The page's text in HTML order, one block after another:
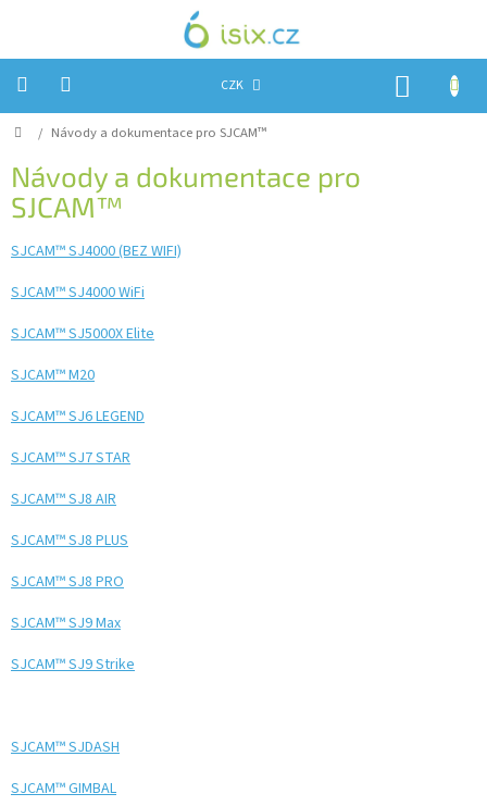
CZK
Úvod
Reklamace?
Obchodní
FIRMWARE
testy
Kontakty
Napište
nám
Autoledničky
Autokamery
Teleskopické
kamer
Domů
/ Návody a dokumentace pro SJCAM™
Návody a dokumentace pro
SJCAM™
SJCAM™ SJ4000 (BEZ WIFI)
SJCAM™ SJ4000 WiFi
SJCAM™ SJ5000X Elite
SJCAM™ M20
SJCAM™ SJ6 LEGEND
SJCAM™ SJ7 STAR
SJCAM™ SJ8 AIR
SJCAM™ SJ8 PLUS
SJCAM™ SJ8 PRO
SJCAM™ SJ9 Max
SJCAM™ SJ9 Strike
SJCAM™ SJDASH
SJCAM™ GIMBAL